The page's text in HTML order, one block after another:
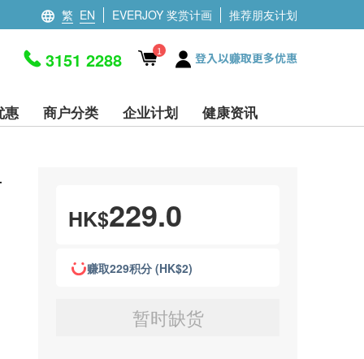
繁 EN EVERJOY 奖赏计画 推荐朋友计划
3151 2288 1 登入以赚取更多优惠
惠 商户分类 企业计划 健康资讯
HK$229.0
赚取229积分 (HK$2)
暂时缺货